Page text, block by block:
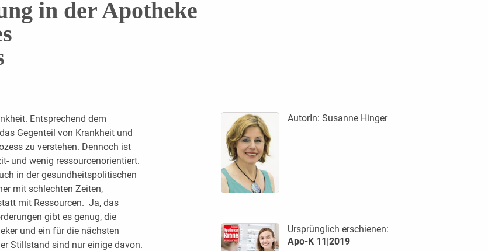
in der Apotheke
Entsprechend dem
Gegenteil von Krankheit und
zu verstehen. Dennoch ist
und wenig ressourcenorientiert.
in der gesundheitspolitischen
mit schlechten Zeiten,
mit Ressourcen. Ja, das
gibt es genug, die
und ein für die nächsten
Stillstand sind nur einige davon.
AutorIn: Susanne Hinger
Ursprünglich erschienen:
Apo-K 11|2019